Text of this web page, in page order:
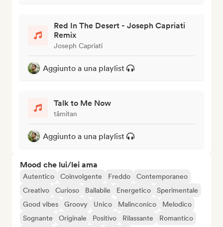
Red In The Desert - Joseph Capriati
Remix
Joseph Capriati
Aggiunto a una playlist
Talk to Me Now
tâmitan
Aggiunto a una playlist
Mood che lui/lei ama
Autentico Coinvolgente Freddo
Contemporaneo
Creativo
Curioso Ballabile Energetico
Sperimentale
Good vibes
Groovy Unico Malinconico
Melodico
Sognante
Originale Positivo Rilassante
Romantico